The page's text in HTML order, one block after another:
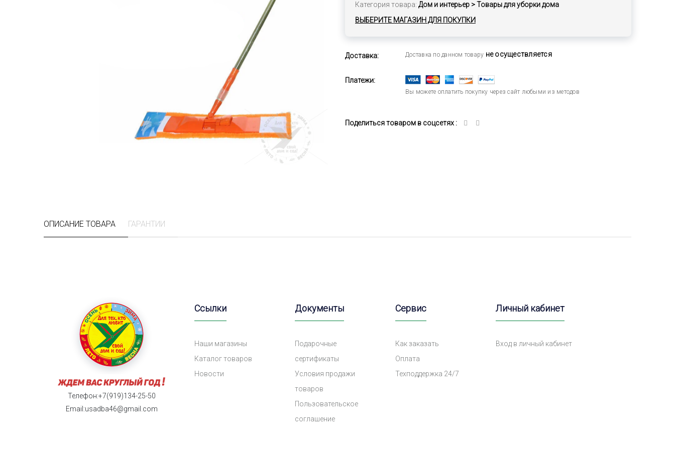
Категория товара: Дом и интерьер > Товары для уборки дома
ВЫБЕРИТЕ МАГАЗИН ДЛЯ ПОКУПКИ
Доставка: Доставка по данном товару не осуществляется
Платежи:
Вы можете оплатить покупку через сайт любыми из методов
Поделиться товаром в соцсетях :
ОПИСАНИЕ ТОВАРА ГАРАНТИИ
Телефон:+7(919)134-25-50
Email:usadba46@gmail.com
Ссылки
Наши магазины
Каталог товаров
Новости
Документы
Подарочные
сертификаты
Условия продажи
товаров
Пользовательское
соглашение
Сервис
Как заказать
Оплата
Техподдержка 24/7
Личный кабинет
Вход в личный кабинет